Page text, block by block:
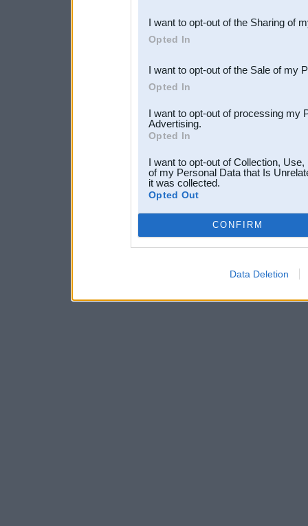
Downstream Participants
third parties.
I want to opt-out of the Sharing of
Opted In
I want to opt-out of the Sale of my
Opted In
I want to opt-out of processing my
Advertising.
Opted In
I want to opt-out of Collection,
of my Personal Data that Is
it was collected.
Opted Out
CONFIRM
Data Deletion